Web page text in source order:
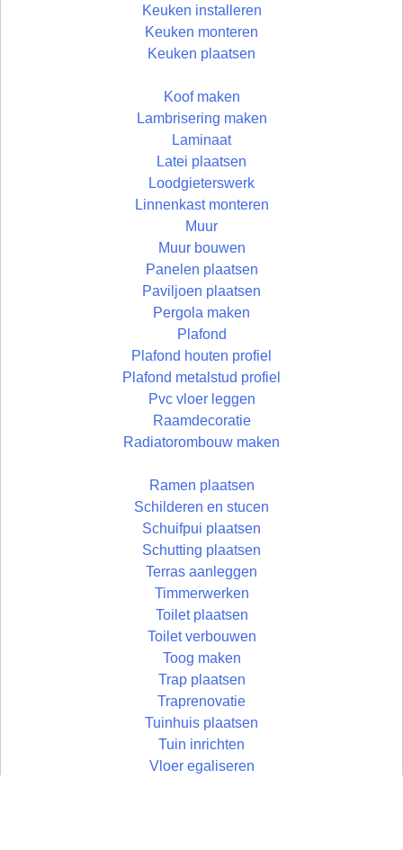
Keuken installeren
Keuken monteren
Keuken plaatsen
Koof maken
Lambrisering maken
Laminaat
Latei plaatsen
Loodgieterswerk
Linnenkast monteren
Muur
Muur bouwen
Panelen plaatsen
Paviljoen plaatsen
Pergola maken
Plafond
Plafond houten profiel
Plafond metalstud profiel
Pvc vloer leggen
Raamdecoratie
Radiatorombouw maken
Ramen plaatsen
Schilderen en stucen
Schuifpui plaatsen
Schutting plaatsen
Terras aanleggen
Timmerwerken
Toilet plaatsen
Toilet verbouwen
Toog maken
Trap plaatsen
Traprenovatie
Tuinhuis plaatsen
Tuin inrichten
Vloer egaliseren